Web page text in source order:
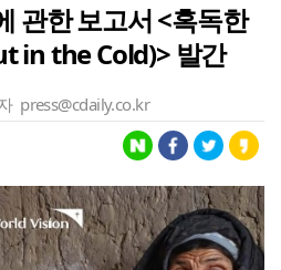
관한 보고서 <혹독한
in the Cold)> 발간
press@cdaily.co.kr